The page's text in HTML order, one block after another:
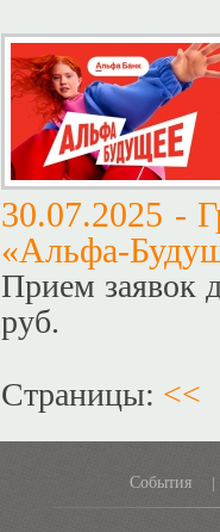
30.07.2025 -
«Альфа-
Прием заявок
руб.
Страницы: <<
События |